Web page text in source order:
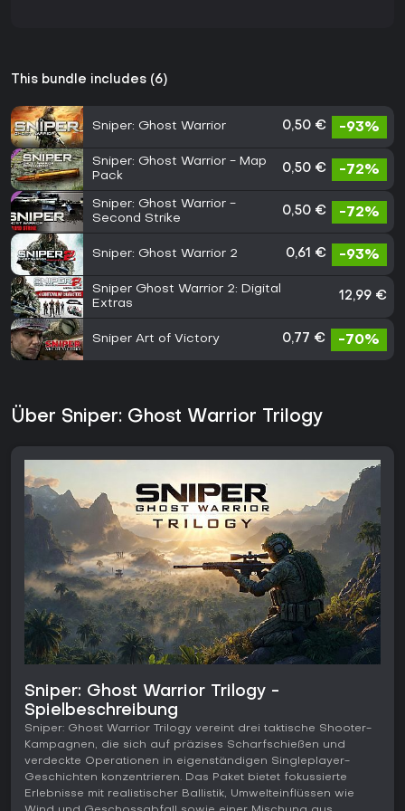
This bundle includes (6)
Sniper: Ghost Warrior 0,50 € -93%
Sniper: Ghost Warrior - Map
Pack
0,50 € -72%
Sniper: Ghost Warrior -
Second Strike
0,50 € -72%
Sniper: Ghost Warrior 2 0,61 € -93%
Sniper Ghost Warrior 2: Digital
Extras
12,99 €
Sniper Art of Victory 0,77 € -70%
Über Sniper: Ghost Warrior Trilogy
Sniper: Ghost Warrior Trilogy -
Spielbeschreibung
Sniper: Ghost Warrior Trilogy vereint drei taktische Shooter-
Kampagnen, die sich auf präzises Scharfschießen und
verdeckte Operationen in eigenständigen Singleplayer-
Geschichten konzentrieren. Das Paket bietet fokussierte
Erlebnisse mit realistischer Ballistik, Umwelteinflüssen wie